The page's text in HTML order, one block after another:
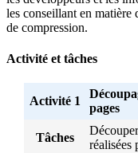
les conseillant en matière
de compression.
Activité et tâches
Activité 1
pages
Tâches
réalisées